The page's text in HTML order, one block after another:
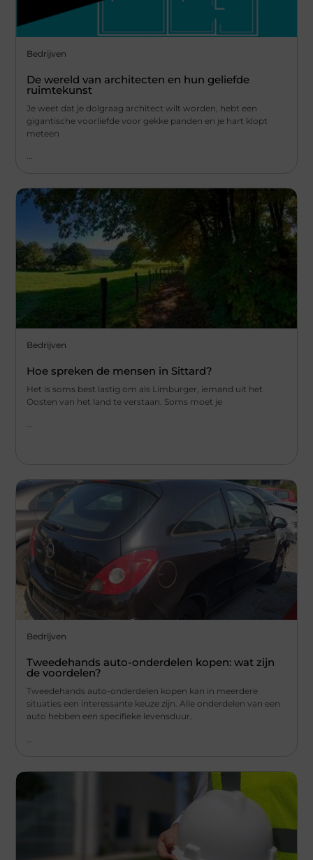
Bedrijven
De wereld van architecten en hun geliefde
ruimtekunst
Je weet dat je dolgraag architect wilt worden, hebt een
gigantische voorliefde voor gekke panden en je hart klopt
meteen
...
Bedrijven
Hoe spreken de mensen in Sittard?
Het is soms best lastig om als Limburger, iemand uit het
Oosten van het land te verstaan. Soms moet je
...
Bedrijven
Tweedehands auto-onderdelen kopen: wat zijn
de voordelen?
Tweedehands auto-onderdelen kopen kan in meerdere
situaties een interessante keuze zijn. Alle onderdelen van een
auto hebben een specifieke levensduur,